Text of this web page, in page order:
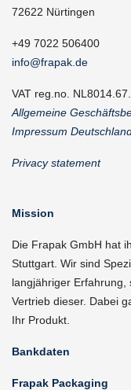
72622 Nürtingen
+49 7022 506400
info@frapak.de
VAT reg.no.
Allgemeine
Impressum
Privacy statement
Mission
Die Frapak GmbH hat
Stuttgart. Wir sind
langjähriger Erfahrung,
Vertrieb dieser. Dabei
Ihr Produkt.
Bankdaten
Frapak Packaging